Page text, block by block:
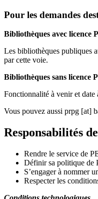
Pour les demandes
Bibliothèques avec licence
Les bibliothèques publiques
par cette voie.
Bibliothèques sans licence
Fonctionnalité à venir et date
Vous pouvez aussi prpg [at]
Responsabilités
Rendre le service de
Définir sa politique de
S’engager à nommer
Respecter les